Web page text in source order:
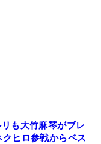
も大竹麻琴がブレ
ヒロ参戦からベス